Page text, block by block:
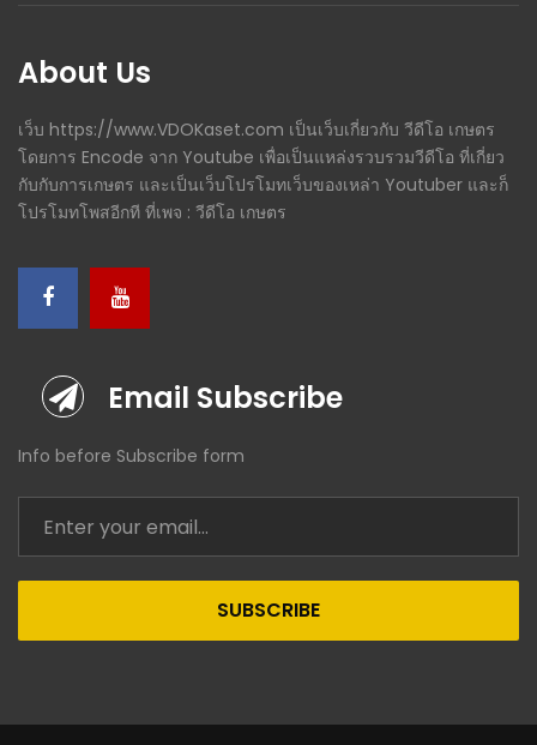
About Us
เว็บ https://www.VDOKaset.com เป็นเว็บเกี่ยวกับ วีดีโอ เกษตร
โดยการ Encode จาก Youtube เพื่อเป็นแหล่งรวบรวมวีดีโอ ที่เกี่ยว
กับกับการเกษตร และเป็นเว็บโปรโมทเว็บของเหล่า Youtuber และก็
โปรโมทโพสอีกที ที่เพจ : วีดีโอ เกษตร
Email Subscribe
Info before Subscribe form
SUBSCRIBE